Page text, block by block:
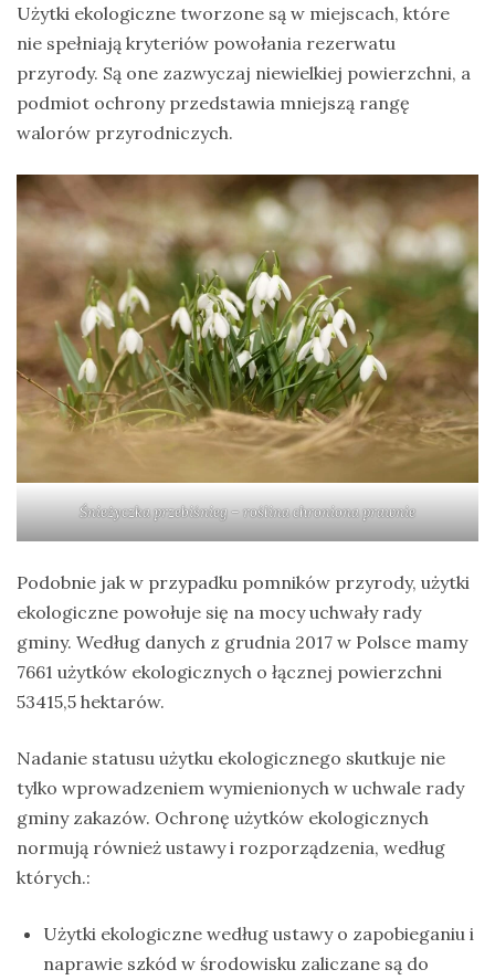
Użytki ekologiczne tworzone są w miejscach, które
nie spełniają kryteriów powołania rezerwatu
przyrody. Są one zazwyczaj niewielkiej powierzchni, a
podmiot ochrony przedstawia mniejszą rangę
walorów przyrodniczych.
Śnieżyczka przebiśnieg – roślina chroniona prawnie
Podobnie jak w przypadku pomników przyrody, użytki
ekologiczne powołuje się na mocy uchwały rady
gminy. Według danych z grudnia 2017 w Polsce mamy
7661 użytków ekologicznych o łącznej powierzchni
53415,5 hektarów.
Nadanie statusu użytku ekologicznego skutkuje nie
tylko wprowadzeniem wymienionych w uchwale rady
gminy zakazów. Ochronę użytków ekologicznych
normują również ustawy i rozporządzenia, według
których.:
Użytki ekologiczne według ustawy o zapobieganiu i
naprawie szkód w środowisku zaliczane są do